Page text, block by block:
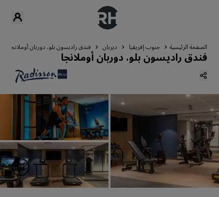
الصفحة الرئيسية جنوب إفريقيا ديربان فندق راديسون بلو، دوربان أوملانجا
فندق راديسون بلو، دوربان أوملانجا